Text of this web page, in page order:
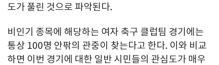
도가 풀린 것으로 파악된다.
비인기 종목에 해당하는 여자 축구 클럽팀 경기에는
통상 100명 안팎의 관중이 찾는다고 한다. 이와 비교
하면 이번 경기에 대한 일반 시민들의 관심도가 매우